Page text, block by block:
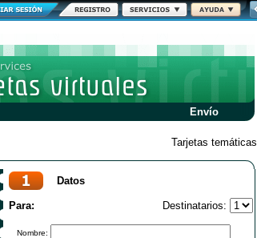
Envío
Tarjetas temáticas
Datos
Para: Destinatarios:
Nombre: